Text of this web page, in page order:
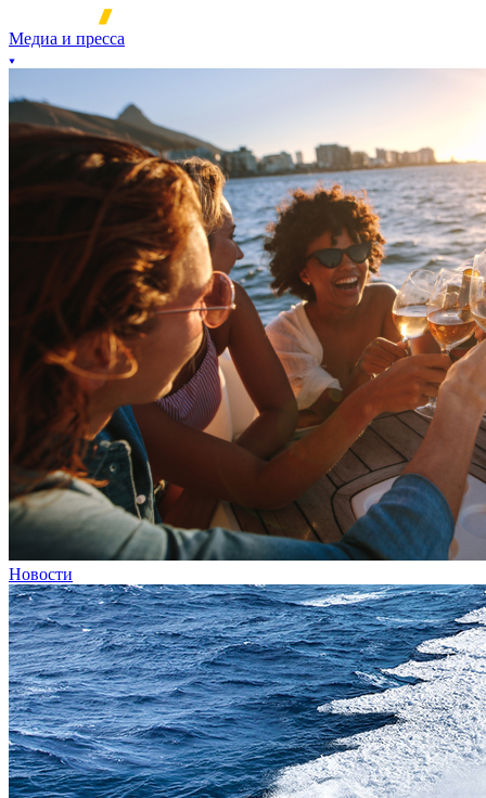
Медиа и пресса
Новости